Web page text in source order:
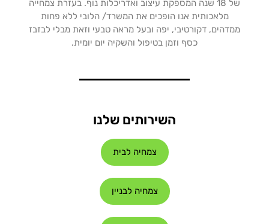
של 18 שנה המספקת עיצוב ואדריכלות נוף. בעזרת צמחייה
מלאכותית אנו הופכים את המשרד/ הלובי ללא פחות
ממדהים, דקורטיבי, יפה ובעל מראה טבעי וזאת מבלי לבזבז
כסף וזמן בטיפול והשקיה יום יומית.
השירותים שלנו
צמחיה לבית
צמחיה לבניין